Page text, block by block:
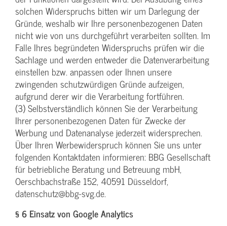
solchen Widerspruchs bitten wir um Darlegung der
Gründe, weshalb wir Ihre personenbezogenen Daten
nicht wie von uns durchgeführt verarbeiten sollten. Im
Falle Ihres begründeten Widerspruchs prüfen wir die
Sachlage und werden entweder die Datenverarbeitung
einstellen bzw. anpassen oder Ihnen unsere
zwingenden schutzwürdigen Gründe aufzeigen,
aufgrund derer wir die Verarbeitung fortführen.
(3) Selbstverständlich können Sie der Verarbeitung
Ihrer personenbezogenen Daten für Zwecke der
Werbung und Datenanalyse jederzeit widersprechen.
Über Ihren Werbewiderspruch können Sie uns unter
folgenden Kontaktdaten informieren: BBG Gesellschaft
für betriebliche Beratung und Betreuung mbH,
Oerschbachstraße 152, 40591 Düsseldorf,
datenschutz@bbg-svg.de.
§ 6 Einsatz von Google Analytics